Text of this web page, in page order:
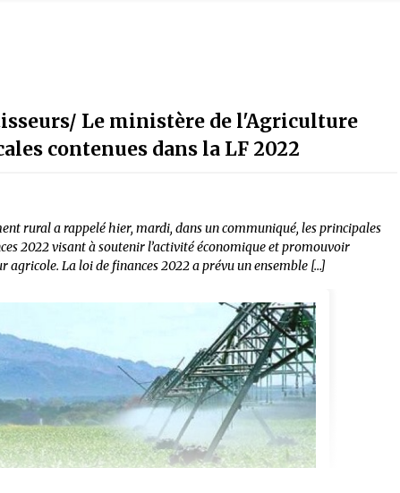
Le ministère de l'Agriculture
contenues dans la LF 2022
rural a rappelé hier, mardi, dans un communiqué, les principales
2022 visant à soutenir l’activité économique et promouvoir
agricole. La loi de finances 2022 a prévu un ensemble […]